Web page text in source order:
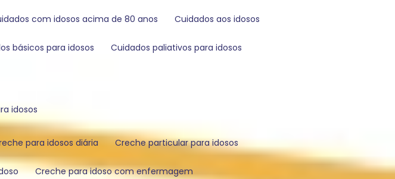
com idosos acima de 80 anos cuidados aos idosos
básicos para idosos cuidados paliativos para idosos
idosos
para idosos diária creche particular para idosos
creche para idoso com enfermagem